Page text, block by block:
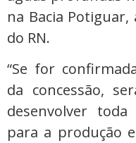
na Bacia
do RN.
“Se for
da concessão,
desenvolver
para a produção